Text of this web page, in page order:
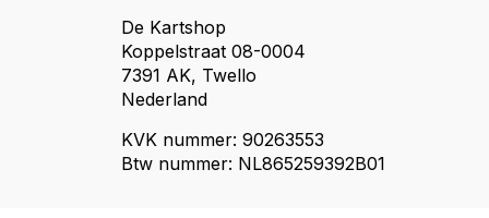
De Kartshop
Koppelstraat 08-0004
7391 AK, Twello
Nederland
KVK nummer: 90263553
Btw nummer: NL865259392B01